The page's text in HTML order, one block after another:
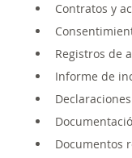
Contratos y
Registros de
Informe de
Documentos